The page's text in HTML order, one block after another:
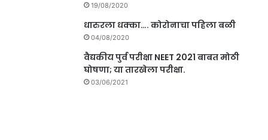
19/08/2020
धारुरला धक्का…. कोरोनाचा पहिला बळी
04/08/2020
वैद्यकीय पुर्व परीक्षा NEET 2021 बाबत मोठी
घोषणा; या तारखेला परीक्षा.
03/06/2021